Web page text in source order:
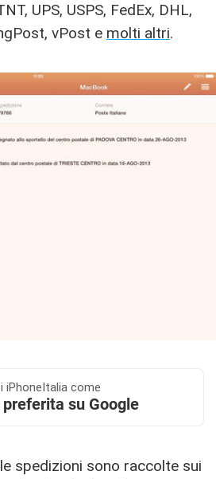
UPS, USPS, FedEx, DHL,
vPost e molti altri.
iPhoneItalia come
preferita su Google
spedizioni sono raccolte sui